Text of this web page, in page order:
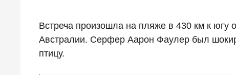
Встреча произошла на пляже в 430 км к югу
Австралии. Серфер Аарон Фаулер был
птицу.